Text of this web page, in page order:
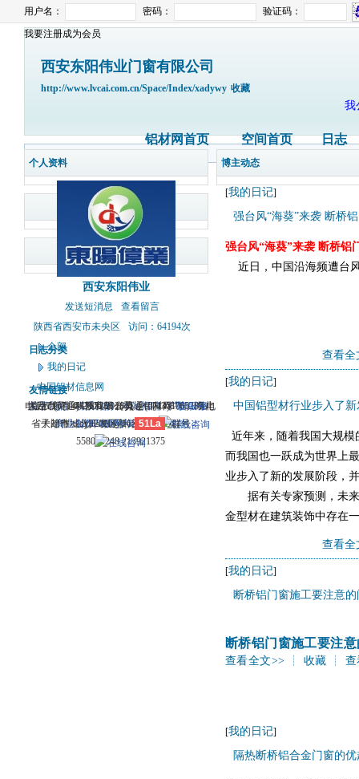
用户名： 密码：
验证码：
我要注册成为会员
西安东阳伟业门窗有限公司
http://www.lvcai.com.cn/Space/Index/xadywy 收藏
我
铝材网首页 空间首页 日志
个人资料
西安东阳伟业
发送短消息
查看留言
陕西省西安市未央区
访问：64194次
日志分类
全部
我的日记
友情链接
中国铝材信息网
博主动态
[我的日记]
强台风“海葵”来袭 断桥
强台风“海葵”来袭 断桥铝
近日，中国沿海频遭台
查看全
[我的日记]
中国铝型材行业步入了
近年来，随着我国大规
而我国也一跃成为世界上
业步入了新的发展阶段，
据有关专家预测，未来
金型材在建筑装饰中存在
砂材存在表面砂料不均匀
2、
查看全
[我的日记]
断桥铝门窗施工要注意的
断桥铝门窗施工要注
查看全文>> ┊ 收藏 ┊ 查
[我的日记]
隔热断桥铝合金门窗的优
关于我们-联系我们-本站招聘-广告服务-
商业合作-服务内容-服务条款
电话：(0714)8765286 传真：(0714)8765285 电
子邮件：dylt2006@163.com QQ群号：
558099248 213921375
大冶市灵通科技有限公司 @ （435100）湖北
省大冶市城北开发区新冶大道
版权所有 © 2006-2026灵通铝材网鄂ICP备
12005698号-1
51La